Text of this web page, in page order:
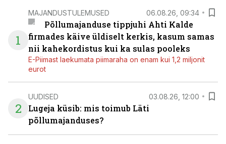
1
MAJANDUSTULEMUSED 06.08.26, 09:34
Põllumajanduse tippjuhi Ahti Kalde
firmades käive üldiselt kerkis, kasum samas
nii kahekordistus kui ka sulas pooleks
E-Piimast laekumata piimaraha on enam kui 1,2 miljonit
eurot
2
UUDISED 03.08.26, 12:00
Lugeja küsib: mis toimub Läti
põllumajanduses?